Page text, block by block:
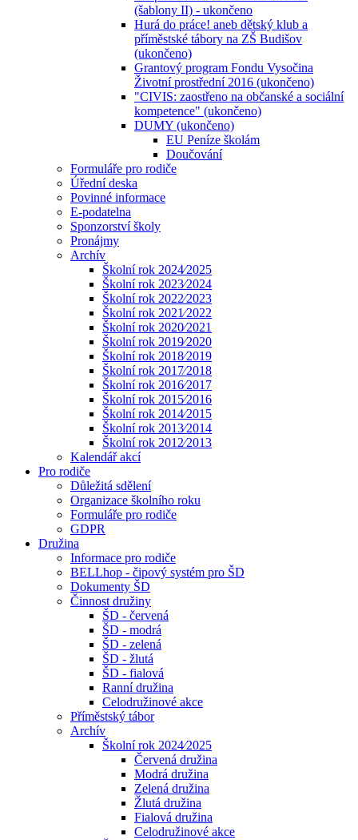
(šablony II) - ukončeno
Hurá do práce! aneb dětský klub a
příměstské tábory na ZŠ Budišov
(ukončeno)
Grantový program Fondu Vysočina
Životní prostřední 2016 (ukončeno)
"CIVIS: zaostřeno na občanské a sociální
kompetence" (ukončeno)
DUMY (ukončeno)
EU Peníze školám
Doučování
Formuláře pro rodiče
Úřední deska
Povinné informace
E-podatelna
Sponzorství školy
Pronájmy
Archív
Školní rok 2024⁄2025
Školní rok 2023⁄2024
Školní rok 2022⁄2023
Školní rok 2021⁄2022
Školní rok 2020⁄2021
Školní rok 2019⁄2020
Školní rok 2018⁄2019
Školní rok 2017⁄2018
Školní rok 2016⁄2017
Školní rok 2015⁄2016
Školní rok 2014⁄2015
Školní rok 2013⁄2014
Školní rok 2012⁄2013
Kalendář akcí
Pro rodiče
Důležitá sdělení
Organizace školního roku
Formuláře pro rodiče
GDPR
Družina
Informace pro rodiče
BELLhop - čipový systém pro ŠD
Dokumenty ŠD
Činnost družiny
ŠD - červená
ŠD - modrá
ŠD - zelená
ŠD - žlutá
ŠD - fialová
Ranní družina
Celodružinové akce
Příměstský tábor
Archív
Školní rok 2024⁄2025
Červená družina
Modrá družina
Zelená družina
Žlutá družina
Fialová družina
Celodružinové akce